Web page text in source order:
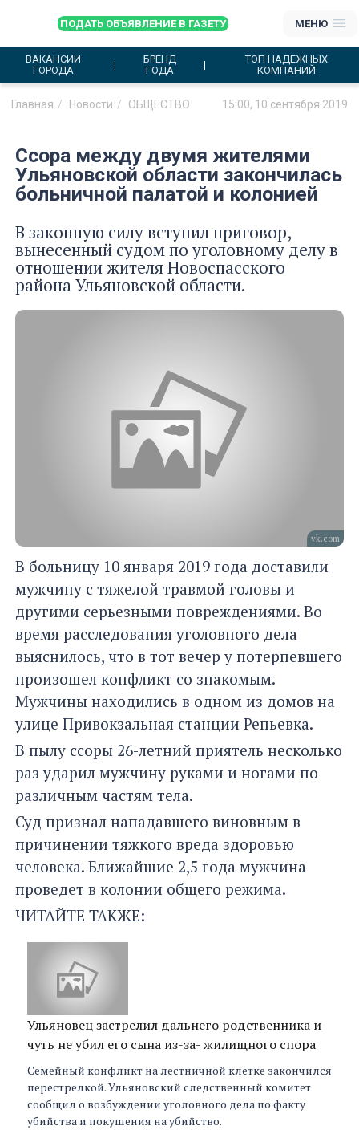
ПОДАТЬ ОБЪЯВЛЕНИЕ В ГАЗЕТУ МЕНЮ
ВАКАНСИИ
ГОРОДА
БРЕНД
ГОДА
ТОП НАДЕЖНЫХ
КОМПАНИЙ
Главная Новости ОБЩЕСТВО 15:00, 10 сентября 2019
Ссора между двумя жителями
Ульяновской области закончилась
больничной палатой и колонией
В законную силу вступил приговор,
вынесенный судом по уголовному делу в
отношении жителя Новоспасского
района Ульяновской области.
vk.com
В больницу 10 января 2019 года доставили
мужчину с тяжелой травмой головы и
другими серьезными повреждениями. Во
время расследования уголовного дела
выяснилось, что в тот вечер у потерпевшего
произошел конфликт со знакомым.
Мужчины находились в одном из домов на
улице Привокзальная станции Репьевка.
В пылу ссоры 26-летний приятель несколько
раз ударил мужчину руками и ногами по
различным частям тела.
Суд признал нападавшего виновным в
причинении тяжкого вреда здоровью
человека. Ближайшие 2,5 года мужчина
проведет в колонии общего режима.
ЧИТАЙТЕ ТАКЖЕ:
Ульяновец застрелил дальнего родственника и
чуть не убил его сына из-за- жилищного спора
Семейный конфликт на лестничной клетке закончился
перестрелкой. Ульяновский следственный комитет
сообщил о возбуждении уголовного дела по факту
убийства и покушения на убийство.